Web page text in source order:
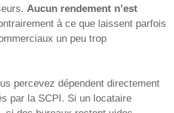
Aucun rendement n’est
à ce que laissent parfois
un peu trop
percevez dépendent directement
par la SCPI. Si un locataire